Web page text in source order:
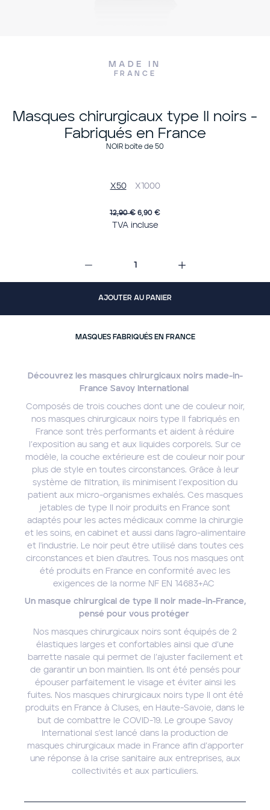
MADE IN
FRANCE
Masques chirurgicaux type II noirs -
Fabriqués en France
NOIR boîte de 50
X50 X1000
12,90 € 6,90 €
TVA incluse
AJOUTER AU PANIER
MASQUES FABRIQUÉS EN FRANCE
Découvrez les masques chirurgicaux noirs made-in-
France Savoy International
Composés de trois couches dont une de couleur noir,
nos masques chirurgicaux noirs type II fabriqués en
France sont très performants et aident à réduire
l’exposition au sang et aux liquides corporels. Sur ce
modèle, la couche extérieure est de couleur noir pour
plus de style en toutes circonstances. Grâce à leur
système de filtration, ils minimisent l’exposition du
patient aux micro-organismes exhalés. Ces masques
jetables de type II noir produits en France sont
adaptés pour les actes médicaux comme la chirurgie
et les soins, en cabinet et aussi dans l'agro-alimentaire
et l'industrie. Le noir peut être utilisé dans toutes ces
circonstances et bien d'autres. Tous nos masques ont
été produits en France en conformité avec les
exigences de la norme NF EN 14683+AC
Un masque chirurgical de type II noir made-in-France,
pensé pour vous protéger
Nos masques chirurgicaux noirs sont équipés de 2
élastiques larges et confortables ainsi que d’une
barrette nasale qui permet de l’ajuster facilement et
de garantir un bon maintien. Ils ont été pensés pour
épouser parfaitement le visage et éviter ainsi les
fuites. Nos masques chirurgicaux noirs type II ont été
produits en France à Cluses, en Haute-Savoie, dans le
but de combattre le COVID-19. Le groupe Savoy
International s'est lancé dans la production de
masques chirurgicaux made in France afin d’apporter
une réponse à la crise sanitaire aux entreprises, aux
collectivités et aux particuliers.